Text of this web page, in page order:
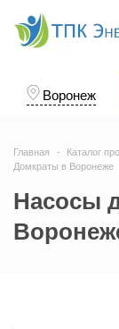
Воронеж
Главная Каталог
Домкраты в Воронеже
Насосы